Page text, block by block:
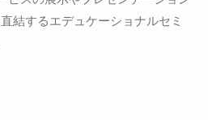
結するエデュケーショナルセミ